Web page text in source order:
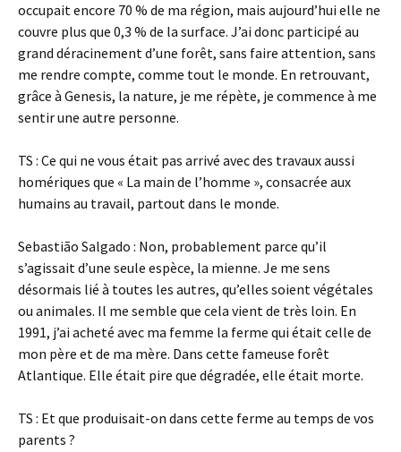
occupait encore 70 % de ma région, mais aujourd’hui elle ne
couvre plus que 0,3 % de la surface. J’ai donc participé au
grand déracinement d’une forêt, sans faire attention, sans
me rendre compte, comme tout le monde. En retrouvant,
grâce à Genesis, la nature, je me répète, je commence à me
sentir une autre personne.
TS : Ce qui ne vous était pas arrivé avec des travaux aussi
homériques que « La main de l’homme », consacrée aux
humains au travail, partout dans le monde.
Sebastião Salgado : Non, probablement parce qu’il
s’agissait d’une seule espèce, la mienne. Je me sens
désormais lié à toutes les autres, qu’elles soient végétales
ou animales. Il me semble que cela vient de très loin. En
1991, j’ai acheté avec ma femme la ferme qui était celle de
mon père et de ma mère. Dans cette fameuse forêt
Atlantique. Elle était pire que dégradée, elle était morte.
TS : Et que produisait-on dans cette ferme au temps de vos
parents ?